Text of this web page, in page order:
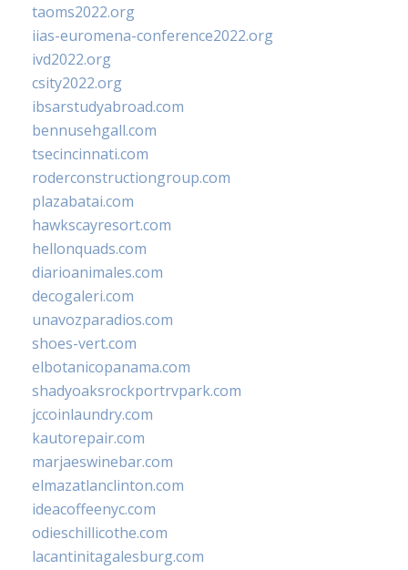
taoms2022.org
iias-euromena-conference2022.org
ivd2022.org
csity2022.org
ibsarstudyabroad.com
bennusehgall.com
tsecincinnati.com
roderconstructiongroup.com
plazabatai.com
hawkscayresort.com
hellonquads.com
diarioanimales.com
decogaleri.com
unavozparadios.com
shoes-vert.com
elbotanicopanama.com
shadyoaksrockportrvpark.com
jccoinlaundry.com
kautorepair.com
marjaeswinebar.com
elmazatlanclinton.com
ideacoffeenyc.com
odieschillicothe.com
lacantinitagalesburg.com